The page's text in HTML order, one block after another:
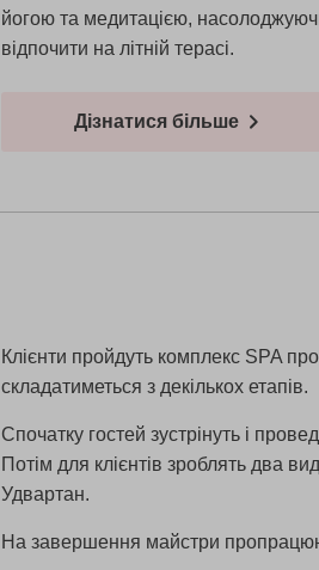
йогою та медитацією,
відпочити на літній терасі.
Дізнатися більше
Клієнти пройдуть комплекс SPA
складатиметься з декількох етапів.
Спочатку гостей зустрінуть і
Потім для клієнтів зроблять два
Удвартан.
На завершення майстри